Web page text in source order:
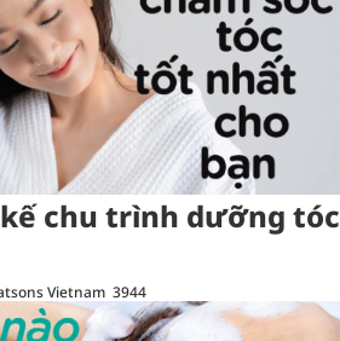
chu trình dưỡng tóc
Vietnam 3944